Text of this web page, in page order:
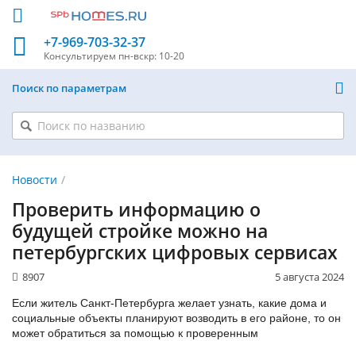
+7-969-703-32-37
Консультируем пн-вскр: 10-20
Поиск по параметрам
Новости
Проверить информацию о
будущей стройке можно на
петербургских цифровых сервисах
5 августа 2024
8907
Если житель Санкт-Петербурга желает узнать, какие дома и
социальные объекты планируют возводить в его районе, то он
может обратиться за помощью к проверенным